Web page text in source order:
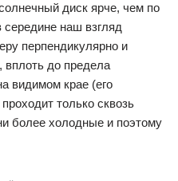
диск ярче, чем по
наш взгляд
перпендикулярно и
вплоть до предела
видимом крае (его
только сквозь
более холодные и поэтому